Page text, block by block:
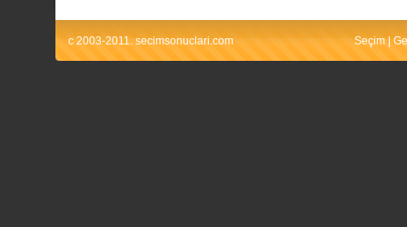
c 2003-2011. secimsonuclari.com Seçim